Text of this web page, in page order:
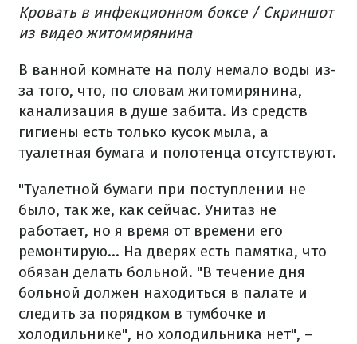
Кровать в инфекционном боксе / Скриншот
из видео житомирянина
В ванной комнате на полу немало воды из-
за того, что, по словам житомирянина,
канализация в душе забита. Из средств
гигиены есть только кусок мыла, а
туалетная бумага и полотенца отсутствуют.
"Туалетной бумаги при поступлении не
было, так же, как сейчас. Унитаз не
работает, но я время от времени его
ремонтирую... На дверях есть памятка, что
обязан делать больной. "В течение дня
больной должен находиться в палате и
следить за порядком в тумбочке и
холодильнике", но холодильника нет", –